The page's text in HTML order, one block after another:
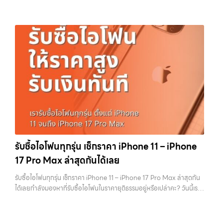
โฟน ทุกรุ่น ทั้งเครื่องใหม่และเครื่องใช้งานแล้ว…
ใช้งานแล้ว ตกแต่งแล้ว หรือมีรอยบ้าง เพราะมูลค่าของเครื่องไม่ได้ขึ้นอยู่แค่
ยี่ห้อ แต่ขึ้นอยู่กับสภาพจริง ความครบชุด และความสะดวกในการขายของ
คุณ เราจึงตั้งใจให้บริการในเขต ลาดพร้าว, รัชดา, บางรัก, แจ้งวัฒนะ,
บางแค, วัชรพล, รามอินทรา, บางนา, บางพลี, เกษตรนวมินทร์, เสนานิคม,
วังหิน อย่างเต็มที่ ไม่ว่าคุณจะค้นหาคำว่า “รับซื้อมือถือใกล้ฉัน”, “รับซื้อ
โทรศัพท์มือสองกรุงเทพ”, “ขาย iPad ได้ราคา”, “รับซื้อแท็บเล็ต กรุงเทพ
ถึงที่”, หรือ “รับซื้อ Samsung มือสอง ราคาสูง” — ที่นี่คือคำตอบ เพราะ
บริการของเรามุ่งตรงให้คุณได้รับราคาและความสะดวกสบายที่เหนือกว่า
เลือกเราแล้วคุณจะได้บริการที่คุณไว้วางใจ พร้อมทีมงานที่พร้อมอำนวย
ความสะดวก นัดรับถึงที่ ตรวจสภาพอย่างมืออาชีพ และจ่ายเงินทันที
ทั้งหมดนี้เพื่อให้การขายอุปกรณ์ของคุณเป็นเรื่องง่ายขึ้น ดีกว่า รวดเร็วกว่า
และคุ้มค่ากว่า ทำไมต้องเลือกเรา ผู้เชี่ยวชาญด้านการให้บริการ รับซื้อมือถือ
iPhone, Samsung, ไอแพด แท็บเล็ตทุกยี่ห้อ ในราคาสูง พร้อมจ่ายเงิน
ทันที โดยเน้นบริการในพื้นที่ ลาดพร้าว, รัชดา, บางรัก, แจ้งวัฒนะ, บางแค,
วัชรพล, รามอินทรา, รวมถึง บางนา, บางพลี, เกษตรนวมินทร์, เสนานิคม,
วังหินไม่ว่าคุณจะต้องการ รับซื้อโทรศัพท์, รับซื้อแมคบุค, รับซื้อโน๊ตบุ๊ค, รับ
ซื้อแท็บเล็ต, หรือบริการอื่นๆ เกี่ยวกับสินค้าไอที กรุงเทพฯ – เราพร้อมให้
เครื่องก่อนขาย บทความนี้จะพาไปดูวิธีเตรียม iPhone แบบครบทุกขั้นตอน
ตั้งแต่เรื่องพื้นฐานไปจนถึงเทคนิคที่ช่วยเพิ่มมูลค่าเครื่องแบบที่หลายคนมอง
ข้าม หากทำครบทุกข้อ โอกาสที่จะได้ราคาดีขึ้นมีสูงอย่างชัดเจน ทำไมการเต
รียมเครื่องถึงสำคัญ ก่อนจะไปดูวิธี เราต้องเข้าใจก่อนว่าทำไมร้านรับซื้อถึง
ให้ความสำคัญกับรายละเอียดเหล่านี้ สำหรับร้านหรือผู้รับซื้อ iPhone สิ่งที่
เขามองคือ “ความพร้อมในการขายต่อ” หากเครื่องที่รับมาสามารถนำไปขาย
ต่อได้ทันทีโดยไม่ต้องเสียเวลาแก้ไข ไม่ต้องลบข้อมูล ไม่ต้องซ่อมเพิ่ม ความ
เสี่ยงก็จะต่ำลง และนั่นทำให้เขากล้ารับในราคาที่สูงขึ้น ในทางกลับกัน ถ้า
เครื่องยังมีข้อมูลค้างอยู่ ติด iCloud หรือสภาพดูไม่เรียบร้อย ร้านจะต้อง
เสียเวลาและต้นทุนเพิ่ม สิ่งเหล่านี้จะถูกนำไปหักออกจากราคาที่เสนอให้กับ
คุณโดยตรง 1. สำรองข้อมูลให้เรียบร้อยก่อนล้างเครื่อง ขั้นตอนแรกที่ควร
ทำเสมอคือการสำรองข้อมูล เพราะหลังจากล้างเครื่องแล้ว ข้อมูลทั้งหมดจะ
ไม่สามารถกู้คืนได้อีก ไม่ว่าจะเป็นรูปภาพ รายชื่อ เบอร์โทร หรือแชทต่างๆ
หลายคนมักรีบล้างเครื่องเพราะอยากขายเร็ว แต่สุดท้ายต้องกลับมาเสีย
พลาดที่ไม่ควรเกิดขึ้นเลย คุณสามารถสำรองข้อมูลได้ผ่าน iCloud หรือผ่าน
คอมพิวเตอร์ก็ได้ หากต้องการความสะดวก iCloud จะเป็นตัวเลือกที่ง่าย
รับซื้อไอโฟนทุกรุ่น เช็กราคา iPhone 11 – iPhone
17 Pro Max ล่าสุดกันได้เลย
รับซื้อไอโฟนทุกรุ่น เช็กราคา iPhone 11 – iPhone 17 Pro Max ล่าสุดกัน
ได้เลยกำลังมองหาที่รับซื้อไอโฟนในราคายุติธรรมอยู่หรือเปล่าคะ? วันนี้เรา